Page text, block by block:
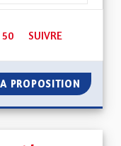
50 50 ABONNÉS
SUIVRE
PROPOSITION FAIRE